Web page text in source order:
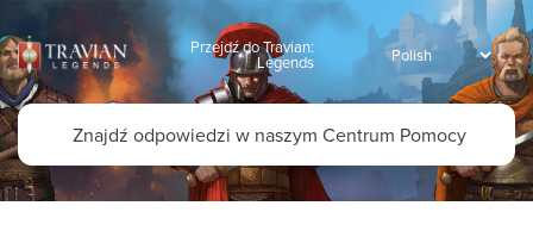
Przejdź do Travian:
Legends